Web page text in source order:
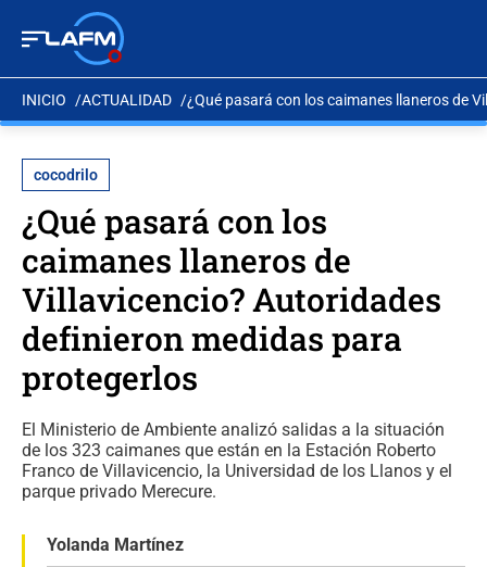
INICIO ACTUALIDAD ¿Qué pasará con los caimanes llaneros de
cocodrilo
¿Qué pasará con los
caimanes llaneros de
Villavicencio? Autoridades
definieron medidas para
protegerlos
El Ministerio de Ambiente analizó salidas a la situación
de los 323 caimanes que están en la Estación Roberto
Franco de Villavicencio, la Universidad de los Llanos y el
parque privado Merecure.
Yolanda Martínez